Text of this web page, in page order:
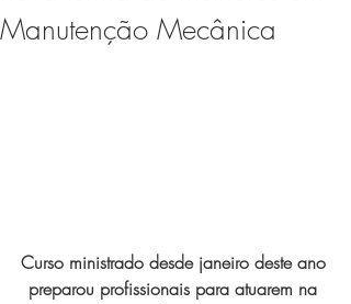
Manutenção Mecânica
Curso ministrado desde janeiro deste ano
preparou profissionais para atuarem na